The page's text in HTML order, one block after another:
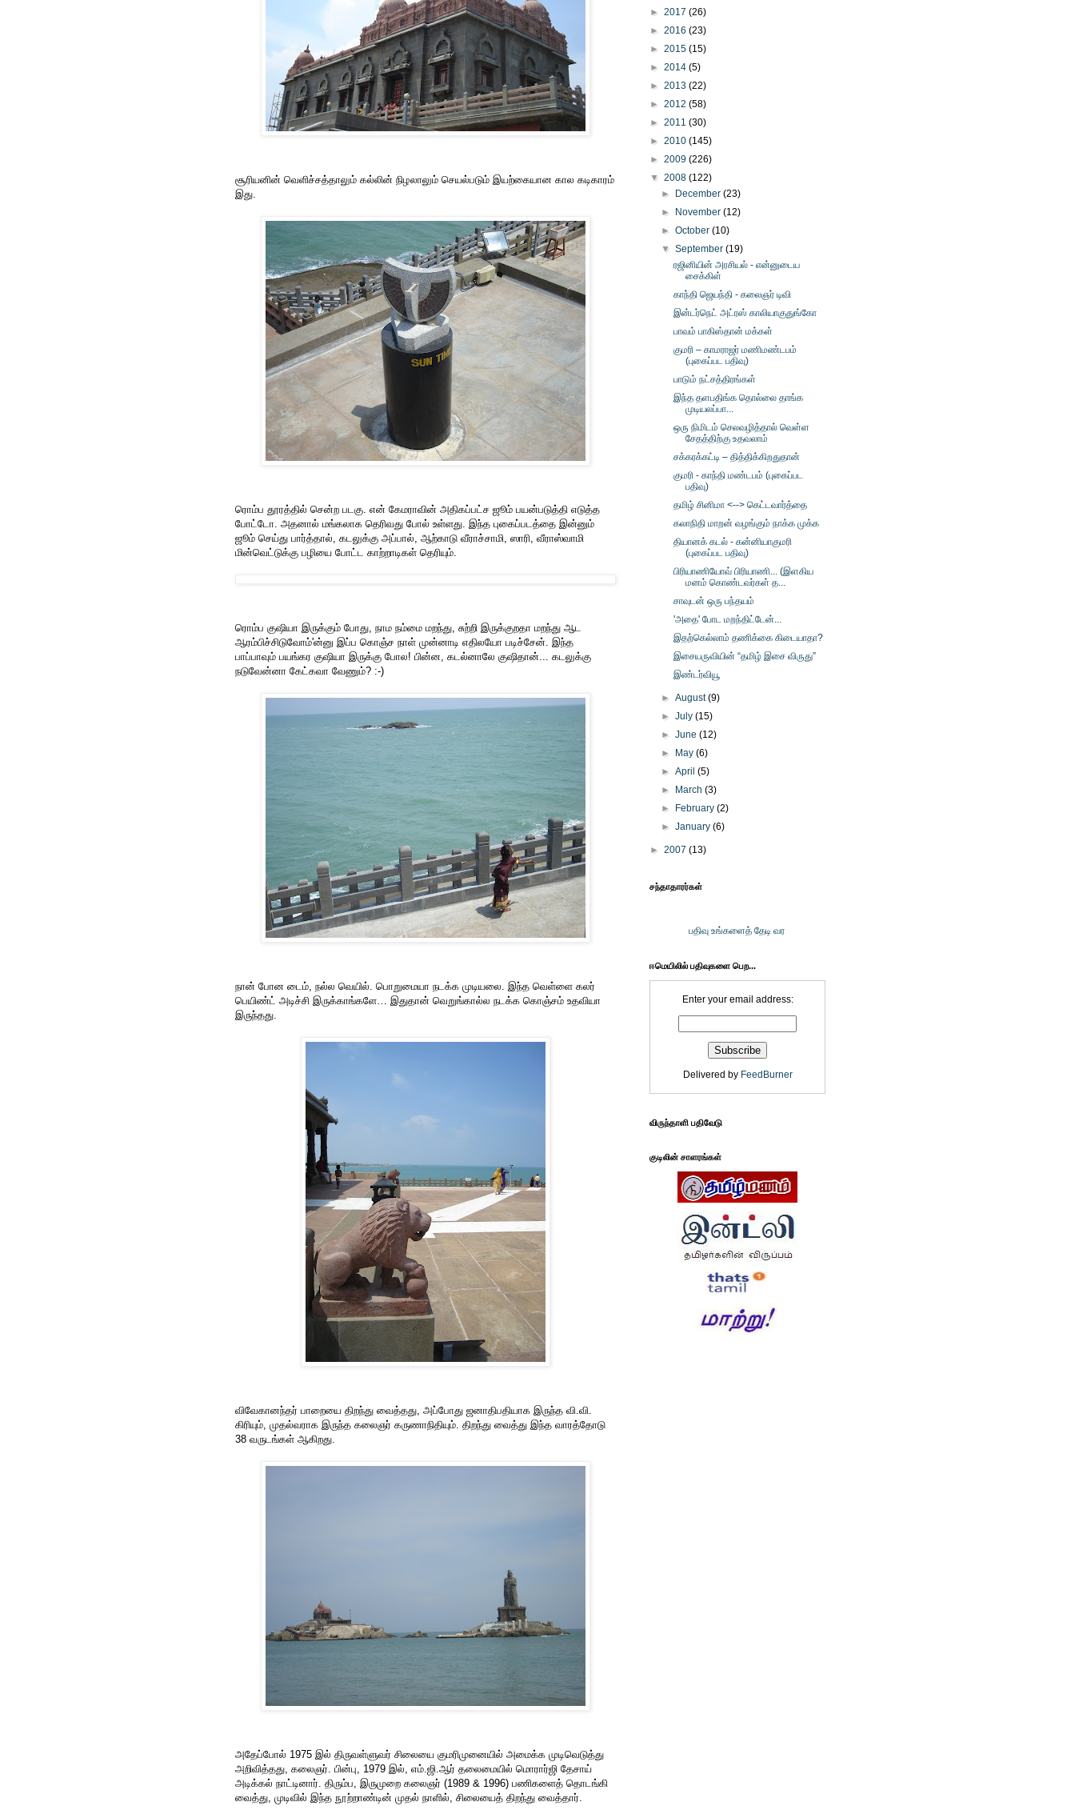
சூரியனின் வெளிச்சத்தாலும் கல்லின் நிழலாலும் செயல்படும் இயற்கையான கால கடிகாரம்
இது.
ரொம்ப தூரத்தில் சென்ற படகு. என் கேமராவின் அதிகப்பட்ச ஜூம் பயன்படுத்தி எடுத்த
போட்டோ. அதனால் மங்கலாக தெரிவது போல் உள்ளது. இந்த புகைப்படத்தை இன்னும்
ஜூம் செய்து பார்த்தால், கடலுக்கு அப்பால், ஆற்காடு வீராச்சாமி, ஸாரி, வீராஸ்வாமி
மின்வெட்டுக்கு பழியை போட்ட காற்றாடிகள் தெரியும்.
ரொம்ப குஷியா இருக்கும் போது, நாம நம்மை மறந்து, சுற்றி இருக்குறதா மறந்து ஆட
ஆரம்பிச்சிடுவோம்'ன்னு இப்ப கொஞ்ச நாள் முன்னாடி எதிலயோ படிச்சேன். இந்த
பாப்பாவும் பயங்கர குஷியா இருக்கு போல! பின்ன, கடல்னாலே குஷிதான்... கடலுக்கு
நடுவேன்னா கேட்கவா வேணும்? :-)
நான் போன டைம், நல்ல வெயில். பொறுமையா நடக்க முடியலை. இந்த வெள்ளை கலர்
பெயிண்ட் அடிச்சி இருக்காங்களே… இதுதான் வெறுங்கால்ல நடக்க கொஞ்சம் உதவியா
இருந்தது.
விவேகானந்தர் பாறையை திறந்து வைத்தது, அப்போது ஜனாதிபதியாக இருந்த வி.வி.
கிரியும், முதல்வராக இருந்த கலைஞர் கருணாநிதியும். திறந்து வைத்து இந்த வாரத்தோடு
38 வருடங்கள் ஆகிறது.
அதேப்போல் 1975 இல் திருவள்ளுவர் சிலையை குமரிமுனையில் அமைக்க முடிவெடுத்து
அறிவித்தது, கலைஞர். பின்பு, 1979 இல், எம்.ஜி.ஆர் தலைமையில் மொரார்ஜி தேசாய்
அடிக்கல் நாட்டினார். திரும்ப, இருமுறை கலைஞர் (1989 & 1996) பணிகளைத் தொடங்கி
வைத்து, முடிவில் இந்த நூற்றாண்டின் முதல் நாளில், சிலையைத் திறந்து வைத்தார்.
► 2017 (26)
► 2016 (23)
► 2015 (15)
► 2014 (5)
► 2013 (22)
► 2012 (58)
► 2011 (30)
► 2010 (145)
► 2009 (226)
▼ 2008 (122)
►
December(23)
►
November(12)
►October(10)
▼September(19)
ரஜினியின் அரசியல் - என்னுடைய
சைக்கிள்
காந்தி ஜெயந்தி - கலைஞர் டிவி
இன்டர்நெட் அட்ரஸ் காலியாகுதுங்கோ
பாவம் பாகிஸ்தான் மக்கள்
குமரி – காமராஜர் மணிமண்டபம்
(புகைப்பட பதிவு)
பாடும் நட்சத்திரங்கள்
இந்த தளபதிங்க தொல்லை தாங்க
முடியலப்பா...
ஒரு நிமிடம் செலவழித்தால் வெள்ள
சேதத்திற்கு உதவலாம்
சக்கரக்கட்டி – தித்திக்கிறதுதான்
குமரி - காந்தி மண்டபம் (புகைப்பட
பதிவு)
தமிழ் சினிமா <--> கெட்டவார்த்தை
கலாநிதி மாறன் வழங்கும் நாக்க முக்க
தியானக் கடல் - கன்னியாகுமரி
(புகைப்பட பதிவு)
பிரியாணியோவ் பிரியாணி... (இளகிய
மனம் கொண்டவர்கள் த...
சாவுடன் ஒரு பந்தயம்
'அதை' போட மறந்திட்டேன்...
இதற்கெல்லாம் தணிக்கை கிடையாதா?
இசையருவியின் “தமிழ் இசை விருது”
இண்டர்வியூ
►August(9)
►July(15)
►June(12)
►
May(6)
►April(5)
►
March(3)
►
February(2)
►January(6)
► 2007 (13)
சந்தாதாரர்கள்
பதிவு உங்களைத் தேடி வர
ஈமெயிலில் பதிவுகளை பெற...
Enter your email address:
Delivered by FeedBurner
விருந்தாளி பதிவேடு
குடிலின் சாளரங்கள்